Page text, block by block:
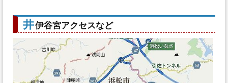
井伊谷宮アクセスなど